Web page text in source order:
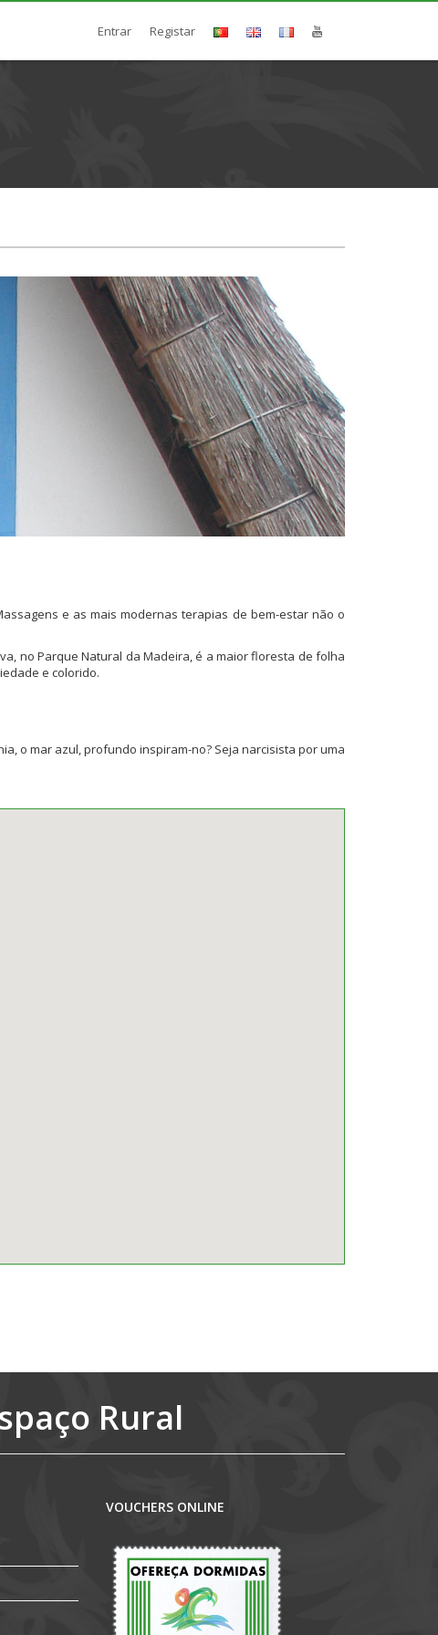
Entrar Registar
e as mais modernas terapias de bem-estar não o
no Parque Natural da Madeira, é a maior floresta de folha
e colorido.
o mar azul, profundo inspiram-no? Seja narcisista por uma
Rural
VOUCHERS ONLINE